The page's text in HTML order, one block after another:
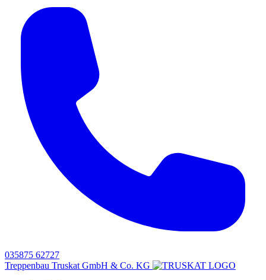
035875 62727
Treppenbau Truskat GmbH & Co. KG